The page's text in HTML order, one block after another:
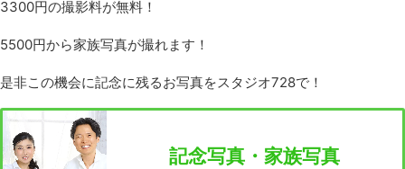
3300円の撮影料が無料！
5500円から家族写真が撮れます！
是非この機会に記念に残るお写真をスタジオ728で！
記念写真・家族写真